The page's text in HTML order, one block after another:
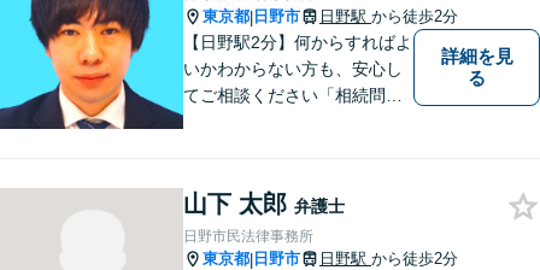
東京都| 日野市 日野駅 から徒歩2分
【日野駅2分】何からすればよ
いかわからない方も、安心し
てご相談ください「相続問
ト：誹謗中傷の削除、発信者
情報開示請求、名誉毀損によ
る損害賠償、企業や飲食店の
詳細を見
る
山下 太郎 弁護士
日野市民法律事務所
東京都| 日野市 日野駅 から徒歩2分